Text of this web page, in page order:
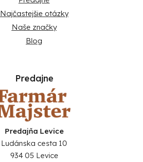
Najčastejšie otázky
Naše značky
Blog
Predajne
Predajňa Levice
Ludánska cesta 10
934 05 Levice